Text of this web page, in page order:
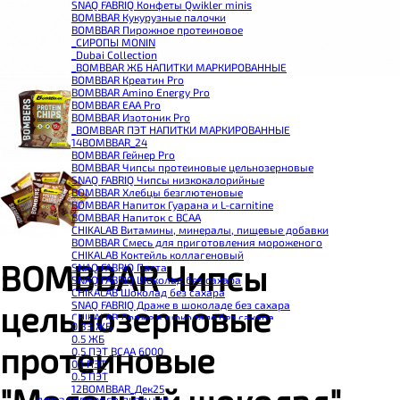
SNAQ FABRIQ Конфеты Qwikler minis
BOMBBAR Кукурузные палочки
BOMBBAR Пирожное протеиновое
_CИРОПЫ MONIN
_Dubai Collection
_BOMBBAR ЖБ НАПИТКИ МАРКИРОВАННЫЕ
BOMBBAR Креатин Pro
BOMBBAR Amino Energy Pro
BOMBBAR EAA Pro
BOMBBAR Изотоник Pro
_BOMBBAR ПЭТ НАПИТКИ МАРКИРОВАННЫЕ
14BOMBBAR_24
BOMBBAR Гейнер Pro
BOMBBAR Чипсы протеиновые цельнозерновые
SNAQ FABRIQ Чипсы низкокалорийные
BOMBBAR Хлебцы безглютеновые
BOMBBAR Напиток Гуарана и L-carnitine
BOMBBAR Напиток с BCAA
CHIKALAB Витамины, минералы, пищевые добавки
BOMBBAR Смесь для приготовления мороженого
CHIKALAB Коктейль коллагеновый
SNAQ FABRIQ Паста
SNAQ FABRIQ Шоколад без сахара
CHIKALAB Шоколад без сахара
SNAQ FABRIQ Драже в шоколаде без сахара
CHIKALAB Драже в шоколаде без сахара
BOMBBAR Каша овсяная с белком
BOMBBAR Джем низкокалорийный
BOMBBAR Сахарозаменитель
BOMBBAR Паста
CHIKALAB Паста
CHIKALAB Смеси для выпечки
0.33 ЖБ
0.5 ЖБ
0.5 ПЭТ ВСАА 6000
0.1 ПЭТ
0.5 ПЭТ
12BOMBBAR_Дек25
BOMBBAR Чипсы
цельнозерновые
протеиновые